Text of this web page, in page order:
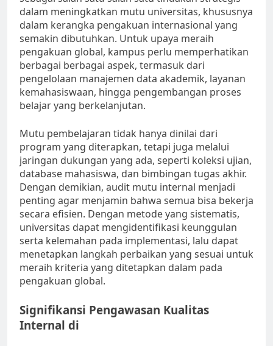
dalam meningkatkan mutu universitas, khususnya
dalam kerangka pengakuan internasional yang
semakin dibutuhkan. Untuk upaya meraih
pengakuan global, kampus perlu memperhatikan
berbagai berbagai aspek, termasuk dari
pengelolaan manajemen data akademik, layanan
kemahasiswaan, hingga pengembangan proses
belajar yang berkelanjutan.
Mutu pembelajaran tidak hanya dinilai dari
program yang diterapkan, tetapi juga melalui
jaringan dukungan yang ada, seperti koleksi ujian,
database mahasiswa, dan bimbingan tugas akhir.
Dengan demikian, audit mutu internal menjadi
penting agar menjamin bahwa semua bisa bekerja
secara efisien. Dengan metode yang sistematis,
universitas dapat mengidentifikasi keunggulan
serta kelemahan pada implementasi, lalu dapat
menetapkan langkah perbaikan yang sesuai untuk
meraih kriteria yang ditetapkan dalam pada
pengakuan global.
Signifikansi Pengawasan Kualitas
Internal di